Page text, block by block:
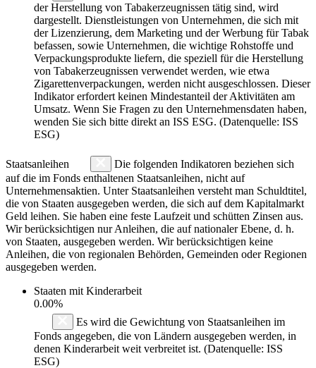
der Herstellung von Tabakerzeugnissen tätig sind, wird
dargestellt. Dienstleistungen von Unternehmen, die sich mit
der Lizenzierung, dem Marketing und der Werbung für Tabak
befassen, sowie Unternehmen, die wichtige Rohstoffe und
Verpackungsprodukte liefern, die speziell für die Herstellung
von Tabakerzeugnissen verwendet werden, wie etwa
Zigarettenverpackungen, werden nicht ausgeschlossen. Dieser
Indikator erfordert keinen Mindestanteil der Aktivitäten am
Umsatz. Wenn Sie Fragen zu den Unternehmensdaten haben,
wenden Sie sich bitte direkt an ISS ESG. (Datenquelle: ISS
ESG)
Staatsanleihen
Die folgenden Indikatoren beziehen sich
auf die im Fonds enthaltenen Staatsanleihen, nicht auf
Unternehmensaktien. Unter Staatsanleihen versteht man Schuldtitel,
die von Staaten ausgegeben werden, die sich auf dem Kapitalmarkt
Geld leihen. Sie haben eine feste Laufzeit und schütten Zinsen aus.
Wir berücksichtigen nur Anleihen, die auf nationaler Ebene, d. h.
von Staaten, ausgegeben werden. Wir berücksichtigen keine
Anleihen, die von regionalen Behörden, Gemeinden oder Regionen
ausgegeben werden.
Staaten mit Kinderarbeit
0.00%
Es wird die Gewichtung von Staatsanleihen im
Fonds angegeben, die von Ländern ausgegeben werden, in
denen Kinderarbeit weit verbreitet ist. (Datenquelle: ISS
ESG)